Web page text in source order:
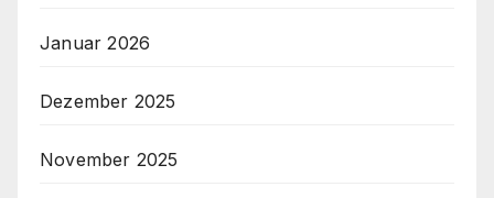
Januar 2026
Dezember 2025
November 2025